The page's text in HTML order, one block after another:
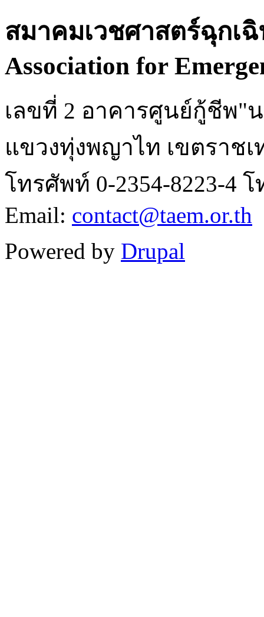
สมาคมเวชศาสตร์ฉุกเ
Association for
เลขที่ 2 อาคารศูนย์กู้ชีพ"
แขวงทุ่งพญาไท เขตราชเ
โทรศัพท์ 0-2354-8223-4 โ
Email: contact@taem.or.th
Powered by Drupal